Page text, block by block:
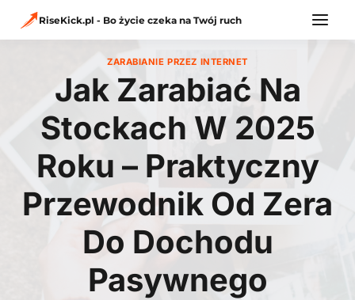
RiseKick.pl - Bo życie czeka na Twój ruch
ZARABIANIE PRZEZ INTERNET
Jak Zarabiać Na
Stockach W 2025
Roku – Praktyczny
Przewodnik Od Zera
Do Dochodu
Pasywnego